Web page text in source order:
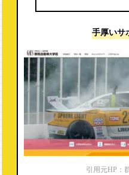
手厚いサ
引用元HP：